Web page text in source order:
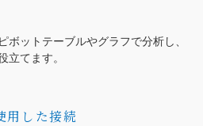
ボットテーブルやグラフで分析し、
立てます。
した接続